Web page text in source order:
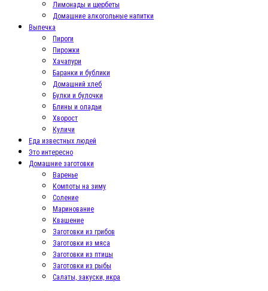
Лимонады и щербеты
Домашние алкогольные напитки
Выпечка
Пироги
Пирожки
Хачапури
Баранки и бублики
Домашний хлеб
Булки и булочки
Блины и оладьи
Хворост
Куличи
Еда известных людей
Это интересно
Домашние заготовки
Варенье
Компоты на зиму
Соление
Маринование
Квашение
Заготовки из грибов
Заготовки из мяса
Заготовки из птицы
Заготовки из рыбы
Салаты, закуски, икра